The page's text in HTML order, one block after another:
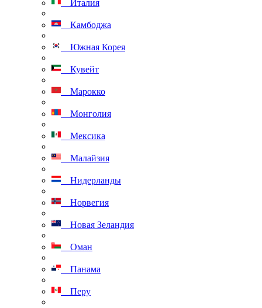
Италия
Камбоджа
Южная Корея
Кувейт
Марокко
Монголия
Мексика
Малайзия
Нидерланды
Норвегия
Новая Зеландия
Оман
Панама
Перу